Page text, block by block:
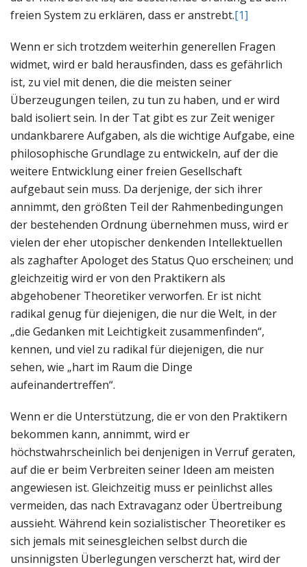
freien System zu erklären, dass er anstrebt.[1]
Wenn er sich trotzdem weiterhin generellen Fragen
widmet, wird er bald herausfinden, dass es gefährlich
ist, zu viel mit denen, die die meisten seiner
Überzeugungen teilen, zu tun zu haben, und er wird
bald isoliert sein. In der Tat gibt es zur Zeit weniger
undankbarere Aufgaben, als die wichtige Aufgabe, eine
philosophische Grundlage zu entwickeln, auf der die
weitere Entwicklung einer freien Gesellschaft
aufgebaut sein muss. Da derjenige, der sich ihrer
annimmt, den größten Teil der Rahmenbedingungen
der bestehenden Ordnung übernehmen muss, wird er
vielen der eher utopischer denkenden Intellektuellen
als zaghafter Apologet des Status Quo erscheinen; und
gleichzeitig wird er von den Praktikern als
abgehobener Theoretiker verworfen. Er ist nicht
radikal genug für diejenigen, die nur die Welt, in der
„die Gedanken mit Leichtigkeit zusammenfinden“,
kennen, und viel zu radikal für diejenigen, die nur
sehen, wie „hart im Raum die Dinge
aufeinandertreffen“.
Wenn er die Unterstützung, die er von den Praktikern
bekommen kann, annimmt, wird er
höchstwahrscheinlich bei denjenigen in Verruf geraten,
auf die er beim Verbreiten seiner Ideen am meisten
angewiesen ist. Gleichzeitig muss er peinlichst alles
vermeiden, das nach Extravaganz oder Übertreibung
aussieht. Während kein sozialistischer Theoretiker es
sich jemals mit seinesgleichen selbst durch die
unsinnigsten Überlegungen verscherzt hat, wird der